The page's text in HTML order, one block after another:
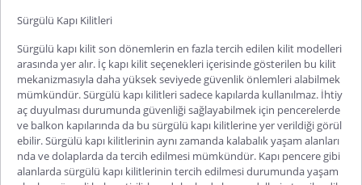
Sürgülü Kapı Kilitleri
Sürgülü kapı kilitson dönemlerin en fazla tercih edilen kilit modelleri
arasında yer alır. İç kapı kilitseçenekleri içerisinde gösterilen bu kilit
mekanizmasıyla daha yüksek seviyede güvenlik önlemleri alabilmek
mümkündür. Sürgülü kapı kilitleri sadece kapılarda kullanılmaz. İhtiy
aç duyulması durumunda güvenliği sağlayabilmek için pencerelerde
ve balkon kapılarında da bu sürgülü kapı kilitlerine yer verildiği görül
ebilir. Sürgülü kapı kilitlerinin aynı zamanda kalabalık yaşam alanları
nda ve dolaplarda da tercih edilmesi mümkündür. Kapı pencere gibi
alanlarda sürgülü kapı kilitlerinin tercih edilmesi durumunda yaşam